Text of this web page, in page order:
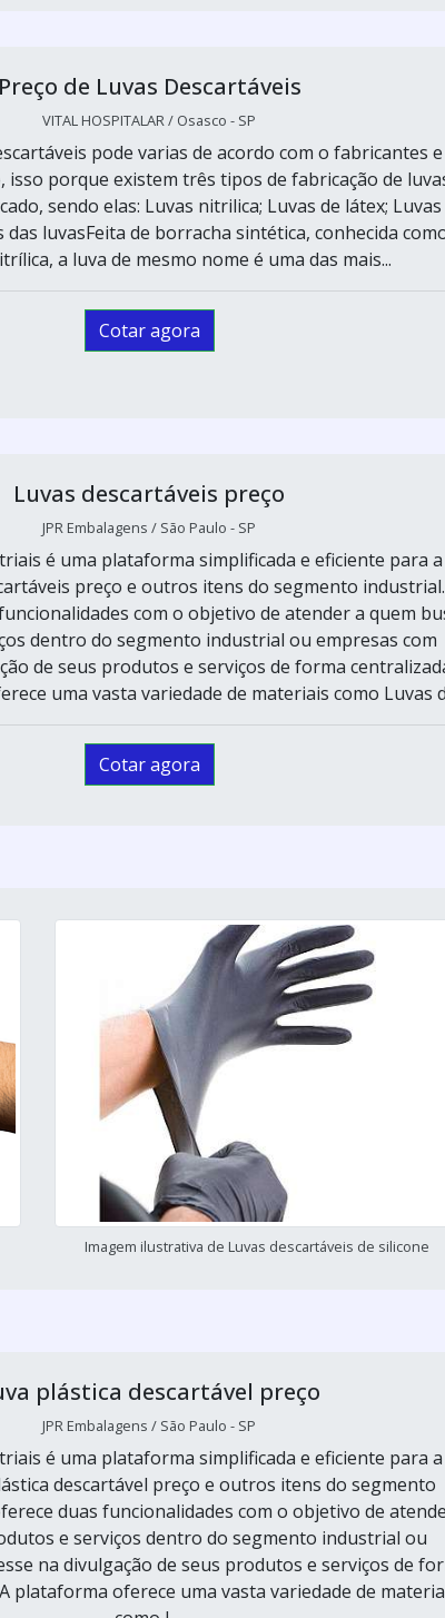
Preço de Luvas Descartáveis
VITAL HOSPITALAR / Osasco - SP
pode varias de acordo com o fabricantes
isso porque existem três tipos de fabricação de
sendo elas: Luvas nitrilica; Luvas de látex; Luvas
das luvasFeita de borracha sintética, conhecida
a luva de mesmo nome é uma das mais...
Cotar agora
Luvas descartáveis preço
JPR Embalagens / São Paulo - SP
é uma plataforma simplificada e eficiente para a
preço e outros itens do segmento
com o objetivo de atender a quem
dentro do segmento industrial ou empresas com
de seus produtos e serviços de forma
uma vasta variedade de materiais como Luvas
Cotar agora
Imagem ilustrativa de Luvas descartáveis de silicone
plástica descartável preço
JPR Embalagens / São Paulo - SP
é uma plataforma simplificada e eficiente para a
descartável preço e outros itens do segmento
duas funcionalidades com o objetivo de
e serviços dentro do segmento industrial ou
na divulgação de seus produtos e serviços de
plataforma oferece uma vasta variedade de